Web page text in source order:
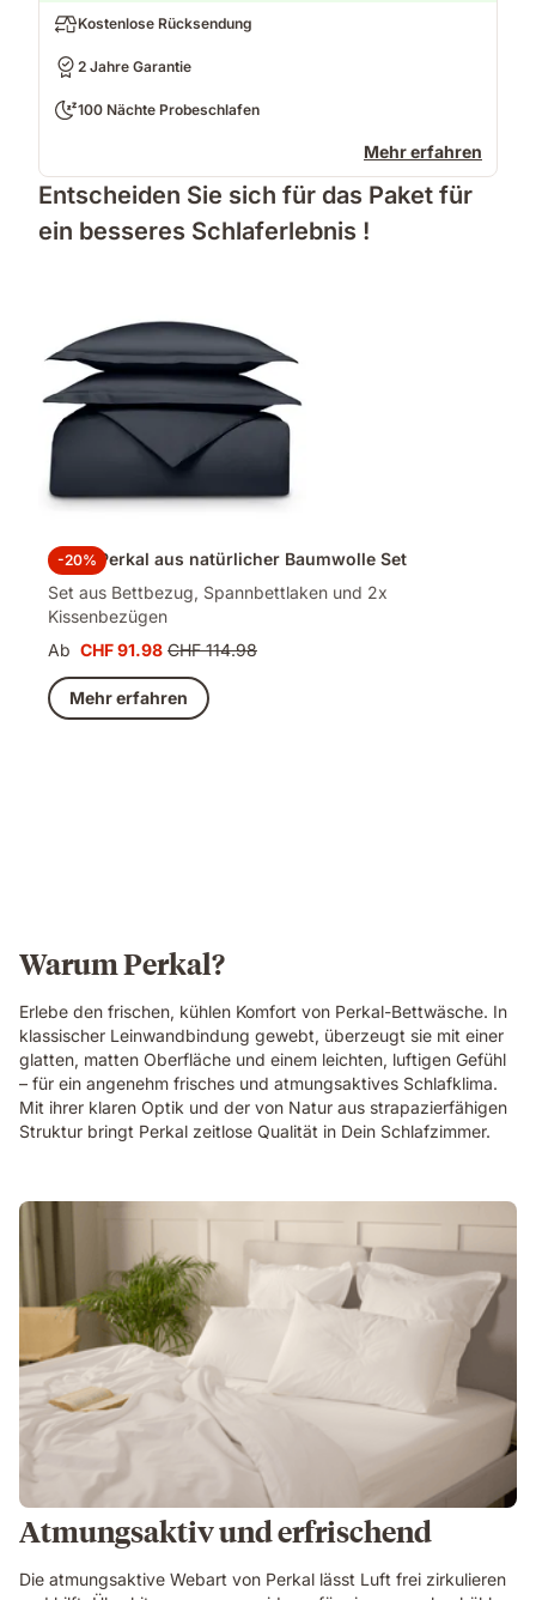
Kostenlose Rücksendung
2 Jahre Garantie
100 Nächte Probeschlafen
Mehr erfahren
Entscheiden Sie sich für das Paket für
ein besseres Schlaferlebnis !
-20%
100% Perkal aus natürlicher Baumwolle Set
Set aus Bettbezug, Spannbettlaken und 2x
Kissenbezügen
Ab Preis
CHF 91.98
CHF 91.98 Ursprünglicher
Preis
CHF 114.98
CHF 114.98
Mehr erfahren
Warum Perkal?
Erlebe den frischen, kühlen Komfort von Perkal-Bettwäsche. In
klassischer Leinwandbindung gewebt, überzeugt sie mit einer
glatten, matten Oberfläche und einem leichten, luftigen Gefühl
– für ein angenehm frisches und atmungsaktives Schlafklima.
Mit ihrer klaren Optik und der von Natur aus strapazierfähigen
Struktur bringt Perkal zeitlose Qualität in Dein Schlafzimmer.
Atmungsaktiv und erfrischend
Die atmungsaktive Webart von Perkal lässt Luft frei zirkulieren